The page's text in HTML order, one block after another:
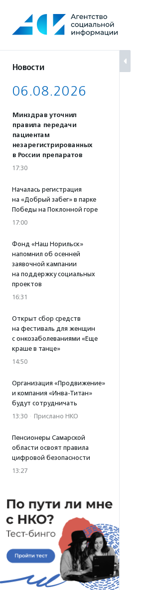
содержанию
Новости
06.08.2026
Минздрав уточнил
правила передачи
пациентам
незарегистрированных
в России препаратов
17:30
Началась регистрация
на «Добрый забег» в парке
Победы на Поклонной горе
17:00
Фонд «Наш Норильск»
напомнил об осенней
заявочной кампании
на поддержку социальных
проектов
16:31
Открыт сбор средств
на фестиваль для женщин
с онкозаболеваниями «Еще
краше в танце»
14:50
Организация «Продвижение»
и компания «Инва-Титан»
будут сотрудничать
13:30 · Прислано НКО
Пенсионеры Самарской
области освоят правила
цифровой безопасности
13:27